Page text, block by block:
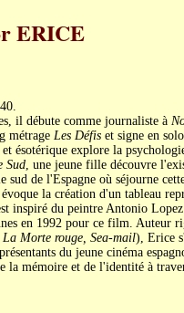
ERICE
il débute comme journaliste à
métrage Les Défiset signe en solo
ésotérique explore la
Sud, une jeune fille découvre
de l'Espagne où séjourne
la création d'un tableau
inspiré du peintre Antonio
en 1992 pour ce film. Auteur
Morte rouge, Sea-mail), Erice
du jeune cinéma
la mémoire et de l'identité à